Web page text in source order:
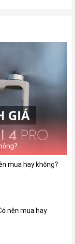
mua hay không?
nên mua hay